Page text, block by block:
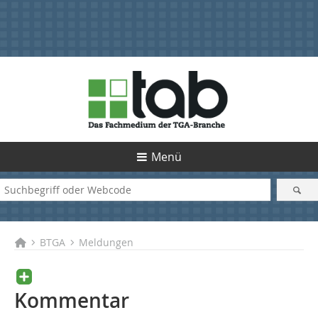
Menü
BTGA Meldungen
Kommentar